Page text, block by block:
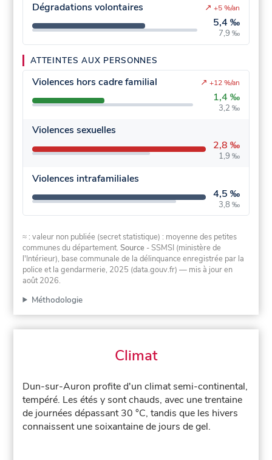
Dégradations volontaires
5,4 ‰
7,9 ‰
↗ +5 %/an
ATTEINTES AUX PERSONNES
Violences hors cadre familial
1,4 ‰
3,2 ‰
↗ +12 %/an
Violences sexuelles
2,8 ‰
1,9 ‰
Violences intrafamiliales
4,5 ‰
3,8 ‰
≈ : valeur non publiée (secret statistique) : moyenne des petites
communes du département.Source - SSMSI (ministère de
l'Intérieur), base communale de la délinquance enregistrée par la
police et la gendarmerie, 2025 (data.gouv.fr) — mis à jour en
août 2026.
Méthodologie
Climat
Dun-sur-Auron profite d'un climat semi-continental,
tempéré. Les étés y sont chauds, avec une trentaine
de journées dépassant 30 °C, tandis que les hivers
connaissent une soixantaine de jours de gel.